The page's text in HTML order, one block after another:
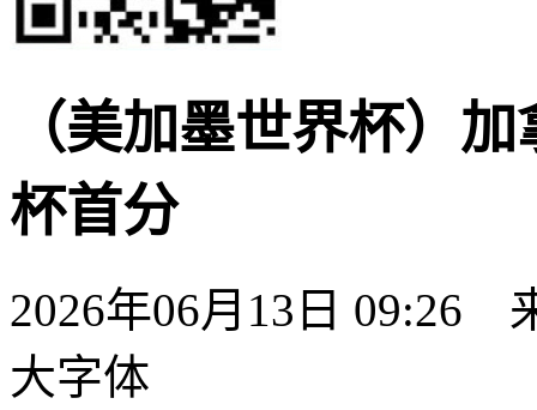
（美加墨世界杯）
杯首分
2026年06月13日 09:26
大字体